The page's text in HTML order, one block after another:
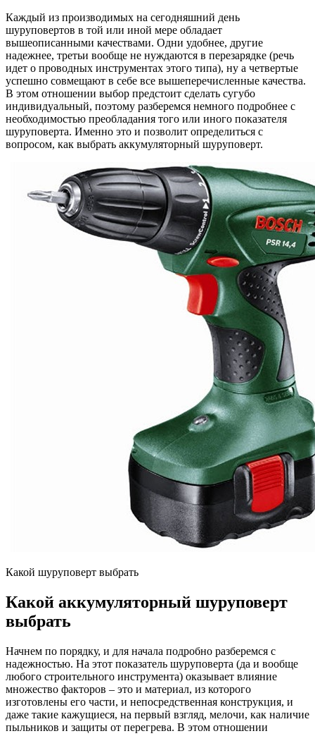
Каждый из производимых на сегодняшний день
шуруповертов в той или иной мере обладает
вышеописанными качествами. Одни удобнее, другие
надежнее, третьи вообще не нуждаются в перезарядке (речь
идет о проводных инструментах этого типа), ну а четвертые
успешно совмещают в себе все вышеперечисленные качества.
В этом отношении выбор предстоит сделать сугубо
индивидуальный, поэтому разберемся немного подробнее с
необходимостью преобладания того или иного показателя
шуруповерта. Именно это и позволит определиться с
вопросом, как выбрать аккумуляторный шуруповерт.
Какой шуруповерт выбрать
Какой аккумуляторный шуруповерт
выбрать
Начнем по порядку, и для начала подробно разберемся с
надежностью. На этот показатель шуруповерта (да и вообще
любого строительного инструмента) оказывает влияние
множество факторов – это и материал, из которого
изготовлены его части, и непосредственная конструкция, и
даже такие кажущиеся, на первый взгляд, мелочи, как наличие
пыльников и защиты от перегрева. В этом отношении